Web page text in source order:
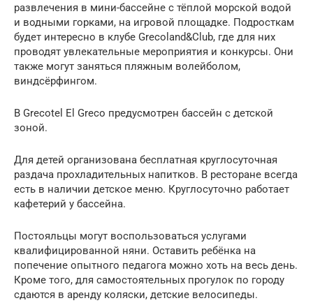
развлечения в мини-бассейне с тёплой морской водой
и водными горками, на игровой площадке. Подросткам
будет интересно в клубе Grecoland&Club, где для них
проводят увлекательные мероприятия и конкурсы. Они
также могут заняться пляжным волейболом,
виндсёрфингом.
В Grecotel El Greco предусмотрен бассейн с детской
зоной.
Для детей организована бесплатная круглосуточная
раздача прохладительных напитков. В ресторане всегда
есть в наличии детское меню. Круглосуточно работает
кафетерий у бассейна.
Постояльцы могут воспользоваться услугами
квалифицированной няни. Оставить ребёнка на
попечение опытного педагога можно хоть на весь день.
Кроме того, для самостоятельных прогулок по городу
сдаются в аренду коляски, детские велосипеды.